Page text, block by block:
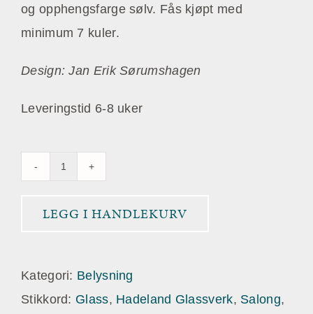
og opphengsfarge sølv. Fås kjøpt med
minimum 7 kuler.
Design: Jan Erik Sørumshagen
Leveringstid 6-8 uker
Soda
antall
LEGG I HANDLEKURV
Kategori: Belysning
Stikkord: Glass, Hadeland Glassverk, Salong,